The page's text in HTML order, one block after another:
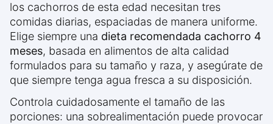
los cachorros de esta edad necesitan tres
comidas diarias, espaciadas de manera uniforme.
Elige siempre una dieta recomendada cachorro 4
meses, basada en alimentos de alta calidad
formulados para su tamaño y raza, y asegúrate de
que siempre tenga agua fresca a su disposición.
Controla cuidadosamente el tamaño de las
porciones: una sobrealimentación puede provocar